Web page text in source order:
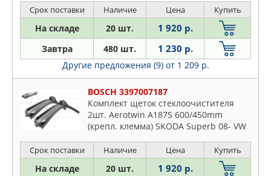
Срок поставки Наличие Цена Купить
На складе 20 шт. 1 920 р.
Завтра 480 шт. 1 230 р.
Другие предложения (9) от 1 209 р.
BOSCH 3397007187
Комплект щеток стеклоочистителя
2шт. Aerotwin A187S 600/450mm
(крепл. клемма) SKODA Superb 08- VW
II 06- HYUNDAI i30 08- KIA Ceed 06-
LANCIA Delta 08-
Срок поставки Наличие Цена Купить
На складе 20 шт. 1 920 р.